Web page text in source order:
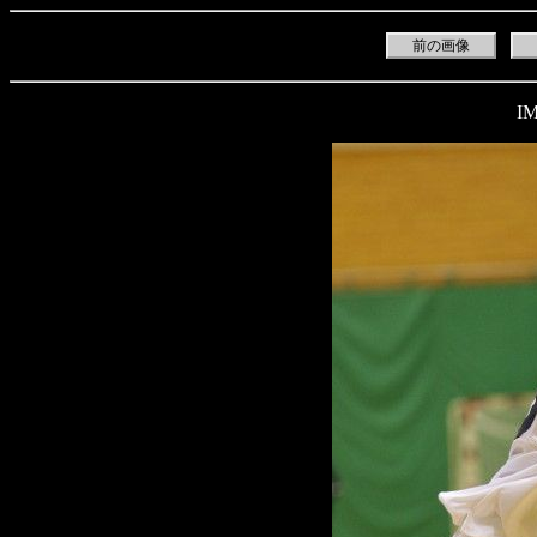
前の画像